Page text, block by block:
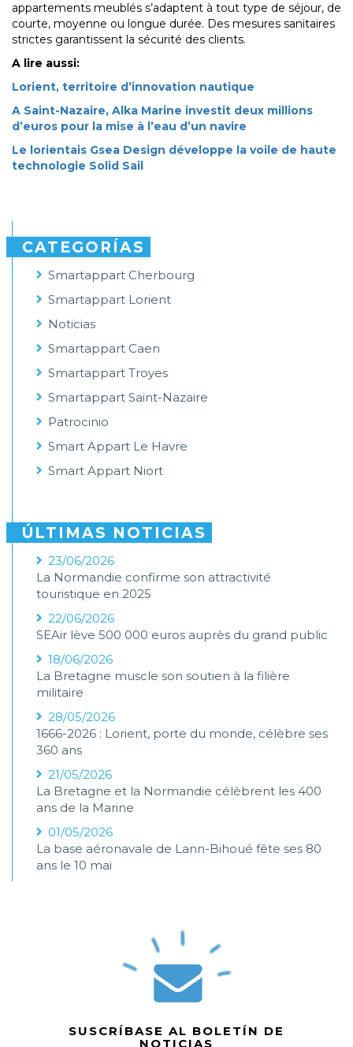
appartements meublés s’adaptent à tout type de séjour, de
courte, moyenne ou longue durée. Des mesures sanitaires
strictes garantissent la sécurité des clients.
A lire aussi:
Lorient, territoire d’innovation nautique
A Saint-Nazaire, Alka Marine investit deux millions
d’euros pour la mise à l’eau d’un navire
Le lorientais Gsea Design développe la voile de haute
technologie Solid Sail
CATEGORÍAS
Smartappart Cherbourg
Smartappart Lorient
Noticias
Smartappart Caen
Smartappart Troyes
Smartappart Saint-Nazaire
Patrocinio
Smart Appart Le Havre
Smart Appart Niort
ÚLTIMAS NOTICIAS
23/06/2026
La Normandie confirme son attractivité
touristique en 2025
22/06/2026
SEAir lève 500 000 euros auprès du grand public
18/06/2026
La Bretagne muscle son soutien à la filière
militaire
28/05/2026
1666-2026 : Lorient, porte du monde, célèbre ses
360 ans
21/05/2026
La Bretagne et la Normandie célèbrent les 400
ans de la Marine
01/05/2026
La base aéronavale de Lann-Bihoué fête ses 80
ans le 10 mai
SUSCRÍBASE AL BOLETÍN DE
NOTICIAS